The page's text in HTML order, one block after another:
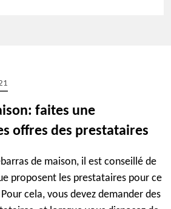
faites une
offres des prestataires
de maison, il est conseillé de
proposent les prestataires pour ce
cela, vous devez demander des